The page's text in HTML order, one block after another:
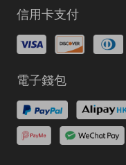
信用卡支付
電子錢包